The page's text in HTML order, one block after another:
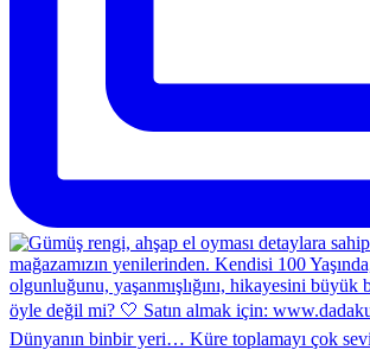
Dünyanın binbir yeri… Küre toplamayı çok